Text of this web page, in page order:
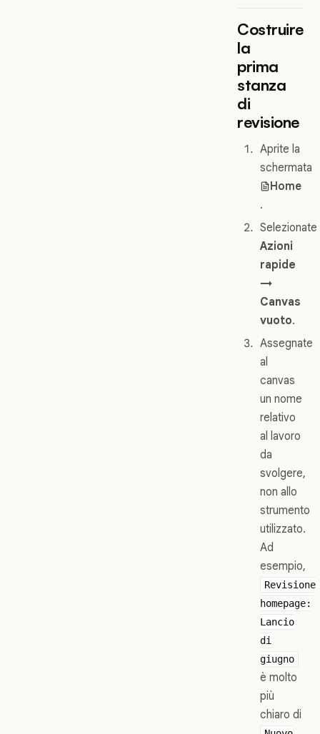
Costruire
la
prima
stanza
di
revisione
Aprite la
schermata
Home
.
Selezionate
Azioni
rapide
→
Canvas
vuoto.
Assegnate
al
canvas
un nome
relativo
al lavoro
da
svolgere,
non allo
strumento
utilizzato.
Ad
esempio,
Revisione
homepage:
Lancio
di
giugno
è molto
più
chiaro di